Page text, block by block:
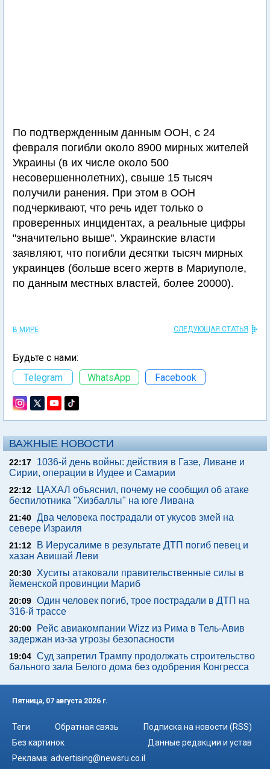
По подтвержденным данным ООН, с 24
февраля погибли около 8900 мирных жителей
Украины (в их числе около 500
несовершеннолетних), свыше 15 тысяч
получили ранения. При этом в ООН
подчеркивают, что речь идет только о
проверенных инцидентах, а реальные цифры
"значительно выше". Украинские власти
заявляют, что погибли десятки тысяч мирных
украинцев (больше всего жертв в Мариуполе,
по данным местных властей, более 20000).
В МИРЕ СЛЕДУЮЩАЯ СТАТЬЯ
Будьте с нами:
Telegram
WhatsApp Facebook
ВАЖНЫЕ НОВОСТИ
22:17
1036-й день войны: действия в Газе, Ливане и
Сирии, операции в Иудее и Самарии
22:12
ЦАХАЛ объяснил, почему не сообщил об атаке
беспилотника "Хизбаллы" на юге Ливана
21:40 Два человека пострадали от укусов змей на
севере Израиля
21:12
В Иерусалиме в результате ДТП погиб певец и
хазан Авишай Леви
20:30
Хуситы атаковали правительственные силы в
йеменской провинции Мариб
20:09 Один человек погиб, трое пострадали в ДТП на
316-й трассе
20:00
Рейс авиакомпании Wizz из Рима в Тель-Авив
задержан из-за угрозы безопасности
19:04 Суд запретил Трампу продолжать строительство
бального зала Белого дома без одобрения Конгресса
Пятница, 07 августа 2026 г.
Теги Обратная связь
Подписка на новости (RSS)
Без картинок
Данные редакции и устав
Реклама: advertising@newsru.co.il